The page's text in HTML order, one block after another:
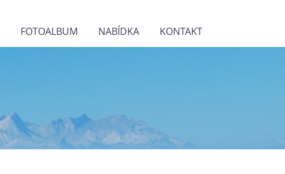
FOTOALBUM NABÍDKA KONTAKT